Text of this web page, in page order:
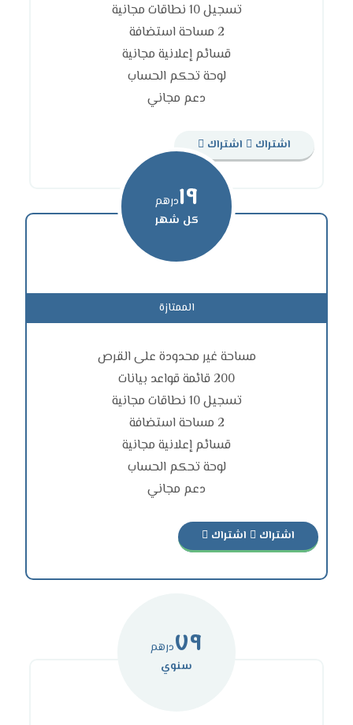
تسجيل 10 نطاقات مجانية
2 مساحة استضافة
قسائم إعلانية مجانية
لوحة تحكم الحساب
دعم مجاني
اشتراك اشتراك
الممتازة
مساحة غير محدودة على القرص
200 قائمة قواعد بيانات
تسجيل 10 نطاقات مجانية
2 مساحة استضافة
قسائم إعلانية مجانية
لوحة تحكم الحساب
دعم مجاني
اشتراك اشتراك
١٩درهم
كل شهر
٧٩درهم
سنوي